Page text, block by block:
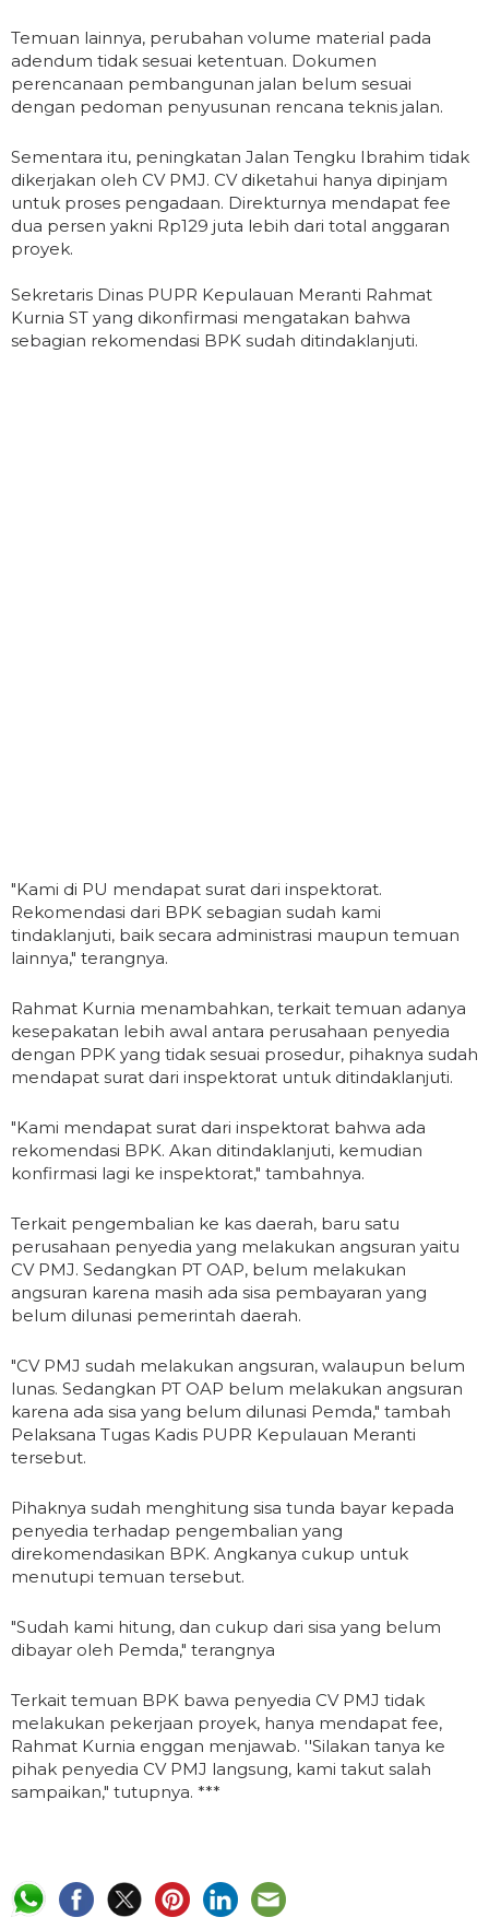
Temuan lainnya, perubahan volume material pada
adendum tidak sesuai ketentuan. Dokumen
perencanaan pembangunan jalan belum sesuai
dengan pedoman penyusunan rencana teknis jalan.
Sementara itu, peningkatan Jalan Tengku Ibrahim tidak
dikerjakan oleh CV PMJ. CV diketahui hanya dipinjam
untuk proses pengadaan. Direkturnya mendapat fee
dua persen yakni Rp129 juta lebih dari total anggaran
proyek.
Sekretaris Dinas PUPR Kepulauan Meranti Rahmat
Kurnia ST yang dikonfirmasi mengatakan bahwa
sebagian rekomendasi BPK sudah ditindaklanjuti.
"Kami di PU mendapat surat dari inspektorat.
Rekomendasi dari BPK sebagian sudah kami
tindaklanjuti, baik secara administrasi maupun temuan
lainnya," terangnya.
Rahmat Kurnia menambahkan, terkait temuan adanya
kesepakatan lebih awal antara perusahaan penyedia
dengan PPK yang tidak sesuai prosedur, pihaknya sudah
mendapat surat dari inspektorat untuk ditindaklanjuti.
"Kami mendapat surat dari inspektorat bahwa ada
rekomendasi BPK. Akan ditindaklanjuti, kemudian
konfirmasi lagi ke inspektorat," tambahnya.
Terkait pengembalian ke kas daerah, baru satu
perusahaan penyedia yang melakukan angsuran yaitu
CV PMJ. Sedangkan PT OAP, belum melakukan
angsuran karena masih ada sisa pembayaran yang
belum dilunasi pemerintah daerah.
"CV PMJ sudah melakukan angsuran, walaupun belum
lunas. Sedangkan PT OAP belum melakukan angsuran
karena ada sisa yang belum dilunasi Pemda," tambah
Pelaksana Tugas Kadis PUPR Kepulauan Meranti
tersebut.
Pihaknya sudah menghitung sisa tunda bayar kepada
penyedia terhadap pengembalian yang
direkomendasikan BPK. Angkanya cukup untuk
menutupi temuan tersebut.
"Sudah kami hitung, dan cukup dari sisa yang belum
dibayar oleh Pemda," terangnya
Terkait temuan BPK bawa penyedia CV PMJ tidak
melakukan pekerjaan proyek, hanya mendapat fee,
Rahmat Kurnia enggan menjawab. ''Silakan tanya ke
pihak penyedia CV PMJ langsung, kami takut salah
sampaikan," tutupnya. ***